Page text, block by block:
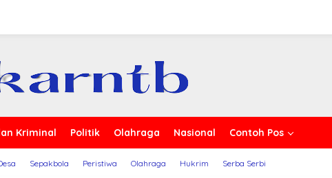
Kriminal Politik Olahraga Nasional Contoh Pos
Sepakbola Peristiwa Olahraga Hukrim Serba Serbi